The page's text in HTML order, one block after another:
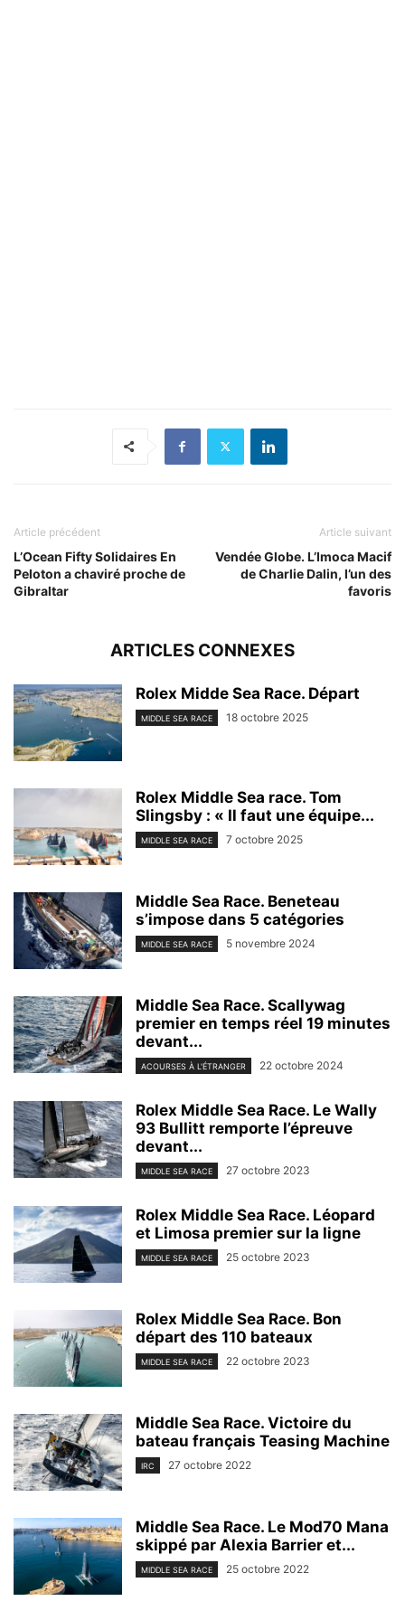
Article précédent
L’Ocean Fifty Solidaires En
Peloton a chaviré proche de
Gibraltar
Article suivant
Vendée Globe. L’Imoca Macif
de Charlie Dalin, l’un des
favoris
ARTICLES CONNEXES
Rolex Midde Sea Race. Départ
MIDDLE SEA RACE 18 octobre 2025
Rolex Middle Sea race. Tom
Slingsby : « Il faut une équipe...
MIDDLE SEA RACE 7 octobre 2025
Middle Sea Race. Beneteau
s’impose dans 5 catégories
MIDDLE SEA RACE 5 novembre 2024
Middle Sea Race. Scallywag
premier en temps réel 19 minutes
devant...
ACOURSES À L'ÉTRANGER 22 octobre 2024
Rolex Middle Sea Race. Le Wally
93 Bullitt remporte l’épreuve
devant...
MIDDLE SEA RACE 27 octobre 2023
Rolex Middle Sea Race. Léopard
et Limosa premier sur la ligne
MIDDLE SEA RACE 25 octobre 2023
Rolex Middle Sea Race. Bon
départ des 110 bateaux
MIDDLE SEA RACE 22 octobre 2023
Middle Sea Race. Victoire du
bateau français Teasing Machine
IRC 27 octobre 2022
Middle Sea Race. Le Mod70 Mana
skippé par Alexia Barrier et...
MIDDLE SEA RACE 25 octobre 2022